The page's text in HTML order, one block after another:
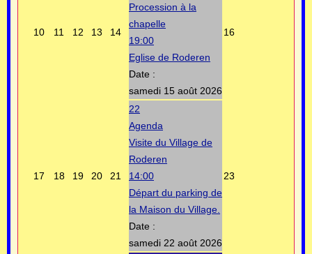
10 11 12 13 14
Procession à la
chapelle
19:00
Eglise de Roderen
Date :
samedi 15 août 2026
16
17 18 19 20 21
22
Agenda
Visite du Village de
Roderen
14:00
Départ du parking de
la Maison du Village.
Date :
samedi 22 août 2026
23